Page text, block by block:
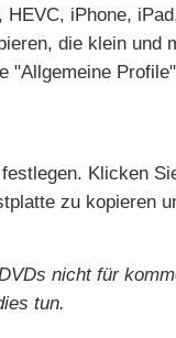
, HEVC, iPhone,
die klein und
"Allgemeine
Klicken
zu kopieren
nicht für
tun.